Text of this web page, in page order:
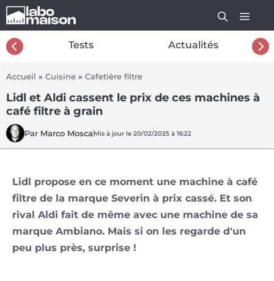
Aller
au
contenu
Tests Actualités
Accueil » Cuisine » Cafetière filtre
Lidl et Aldi cassent le prix de ces machines à
café filtre à grain
Par Marco Mosca Mis à jour le 20/02/2025 à 16:22
Lidl propose en ce moment une machine à café
filtre de la marque Severin à prix cassé. Et son
rival Aldi fait de même avec une machine de sa
marque Ambiano. Mais si on les regarde d'un
peu plus près, surprise !